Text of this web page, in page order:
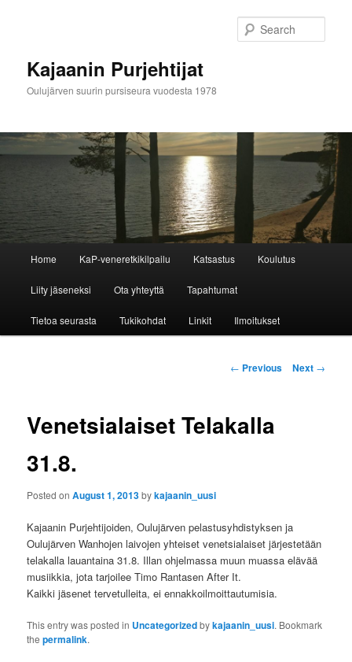
Kajaanin Purjehtijat
Oulujärven suurin pursiseura vuodesta 1978
e
Home KaP-veneretkikilpailu Katsastus Koulutus
Liity jäseneksi Ota yhteyttä Tapahtumat
Tietoa seurasta Tukikohdat Linkit Ilmoitukset
P
n
t
i
o
n
← Previous Next →
Venetsialaiset Telakalla
31.8.
Posted onAugust 1, 2013bykajaanin_uusi
Kajaanin Purjehtijoiden, Oulujärven pelastusyhdistyksen ja
Oulujärven Wanhojen laivojen yhteiset venetsialaiset järjestetään
telakalla lauantaina 31.8. Illan ohjelmassa muun muassa elävää
musiikkia, jota tarjoilee Timo Rantasen After It.
Kaikki jäsenet tervetulleita, ei ennakkoilmoittautumisia.
This entry was posted in Uncategorizedbykajaanin_uusi. Bookmark
thepermalink.